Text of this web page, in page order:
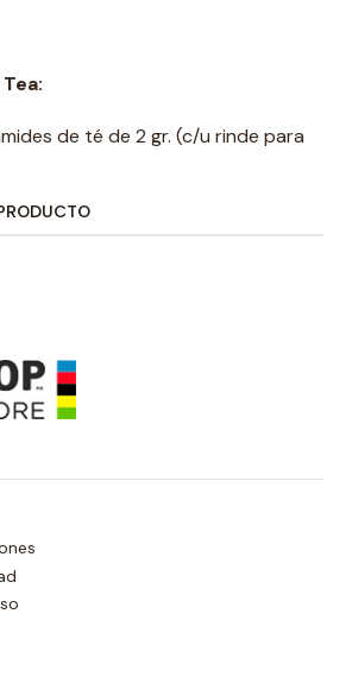
de té de 2 gr. (c/u rinde para